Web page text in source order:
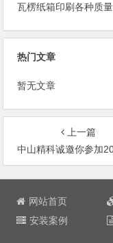
瓦楞纸箱印刷各种质
热门文章
暂无文章
上一篇
中山精科诚邀你参加2021年深圳国际薄膜与
文
网站首页
安装案例